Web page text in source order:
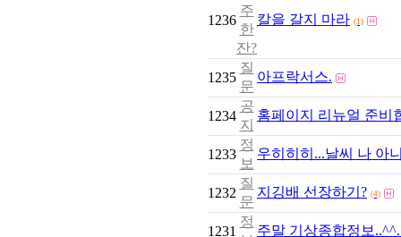
1236
주
한
잔?
칼을 갈지 마라 (1)
1235
질
문
아프락서스.
1234
공
지
홈페이지 리뉴얼 준비
1233
정
보
우히히히...날씨 나 아
1232
질
문
지깅배 선장하기? (4)
1231
정
주말 기상종합정보